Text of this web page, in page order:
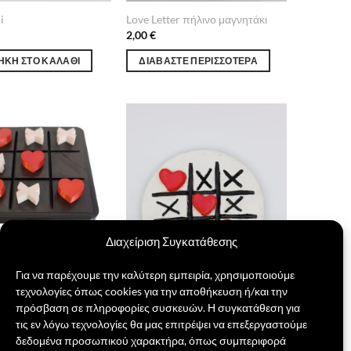
Διαχείριση Συγκατάθεσης
Για να παρέχουμε την καλύτερη εμπειρία, χρησιμοποιούμε
τεχνολογίες όπως cookies για την αποθήκευση ή/και την
πρόσβαση σε πληροφορίες συσκευών. Η συγκατάθεση για
τις εν λόγω τεχνολογίες θα μας επιτρέψει να επεξεργαστούμε
δεδομένα προσωπικού χαρακτήρα, όπως συμπεριφορά
ΣΤΟ ΚΑΛΆΘΙ
Love Letter πήλινο μαγνητάκι
2,00€
ΔΙΑΒΆΣΤΕ ΠΕΡΙΣΣΌΤΕΡΑ
Πρόσθήκη
στην λίστα
επιθυμιών
€Η
τρέχουσα
επιθυμιών
Τρίλιζα Love
6,00€